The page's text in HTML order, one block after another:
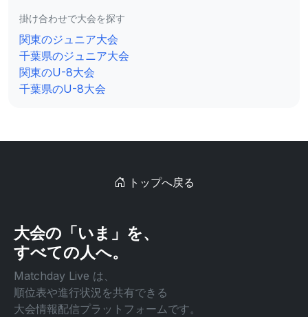
掛け合わせで大会を探す
関東のジュニア大会
千葉県のジュニア大会
関東のU-8大会
千葉県のU-8大会
トップへ戻る
大会の「いま」を、
すべての人へ。
Matchday Live は、
順位表や進行状況を共有できる
大会情報配信プラットフォームです。